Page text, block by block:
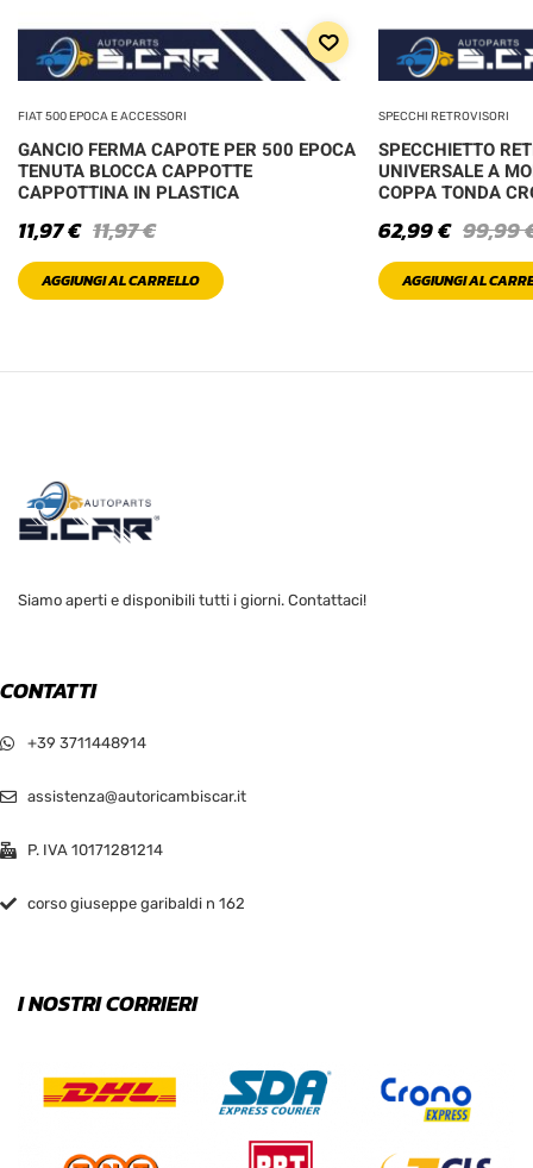
FIAT 500 EPOCA E ACCESSORI
GANCIO FERMA CAPOTE PER 500 EPOCA
TENUTA BLOCCA CAPPOTTE
CAPPOTTINA IN PLASTICA
11,97€
11,97€
AGGIUNGI AL CARRELLO
SPECCHI RETROVISORI
SPECCHIETTO
UNIVERSALE A
COPPA TONDA
99,99
62,99€
AGGIUNGI AL
Siamo aperti e disponibili tutti i giorni. Contattaci!
CONTATTI
+39 3711448914
assistenza@autoricambiscar.it
P. IVA 10171281214
corso giuseppe garibaldi n 162
I NOSTRI CORRIERI